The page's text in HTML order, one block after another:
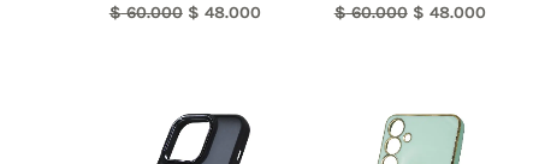
$60.000 $ 48.000 $60.000 $ 48.000